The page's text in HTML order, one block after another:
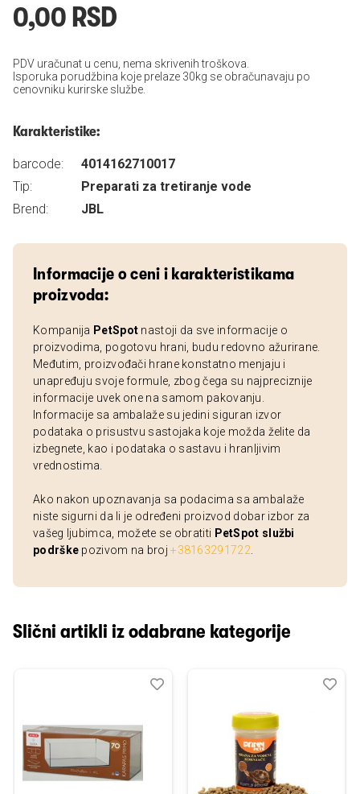
0,00 RSD
PDV uračunat u cenu, nema skrivenih troškova.
Isporuka porudžbina koje prelaze 30kg se obračunavaju po
cenovniku kurirske službe.
Karakteristike:
barcode:
4014162710017
Tip:
Preparati za tretiranje vode
Brend:
JBL
Informacije o ceni i karakteristikama
proizvoda:
Kompanija PetSpot nastoji da sve informacije o
proizvodima, pogotovu hrani, budu redovno ažurirane.
Međutim, proizvođači hrane konstatno menjaju i
unapređuju svoje formule, zbog čega su najpreciznije
informacije uvek one na samom pakovanju.
Informacije sa ambalaže su jedini siguran izvor
podataka o prisustvu sastojaka koje možda želite da
izbegnete, kao i podataka o sastavu i hranljivim
vrednostima.
Ako nakon upoznavanja sa podacima sa ambalaže
niste sigurni da li je određeni proizvod dobar izbor za
vašeg ljubimca, možete se obratiti PetSpot službi
podrške pozivom na broj+38163291722
Slični artikli iz odabrane kategorije
Dodaj
Uporedi